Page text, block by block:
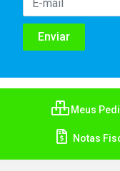
Meus
Notas